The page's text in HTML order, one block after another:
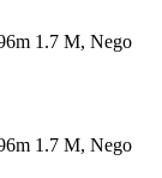
1.7 M, Nego
1.7 M, Nego